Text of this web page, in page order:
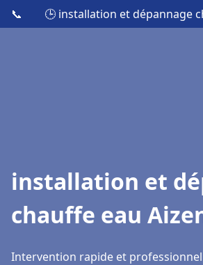
📞 🕒 installation et dépannage
installation et
chauffe eau
Intervention rapide et